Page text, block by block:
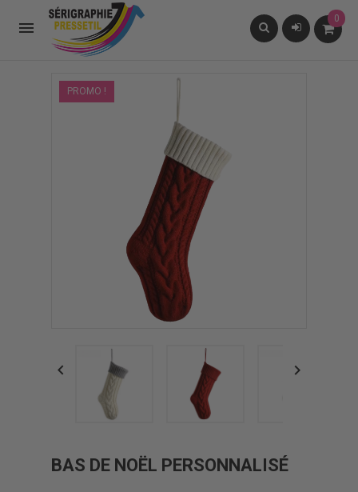
 0
PROMO !
 
BAS DE NOËL PERSONNALISÉ